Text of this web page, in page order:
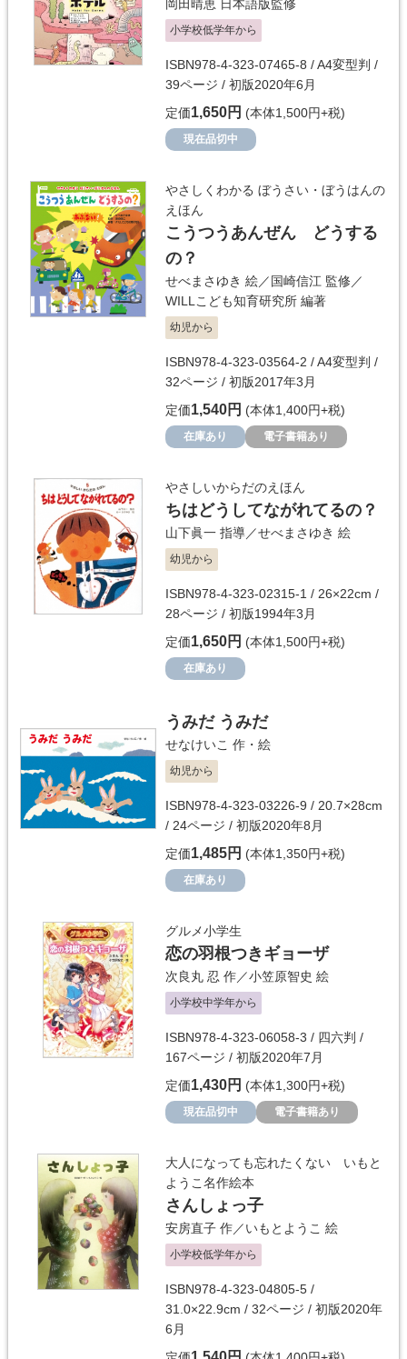
岡田晴恵 日本語版監修
小学校低学年から
ISBN978-4-323-07465-8 / A4変型判 /
39ページ / 初版2020年6月
定価1,650円 (本体1,500円+税)
現在品切中
やさしくわかる ぼうさい・ぼうはんの
えほん
こうつうあんぜん どうする
の？
せべまさゆき 絵／ 国崎信江 監修／
WILLこども知育研究所 編著
幼児から
ISBN978-4-323-03564-2 / A4変型判 /
32ページ / 初版2017年3月
定価1,540円 (本体1,400円+税)
在庫あり 電子書籍あり
やさしいからだのえほん
ちはどうしてながれてるの？
山下眞一 指導／せべまさゆき 絵
幼児から
ISBN978-4-323-02315-1 / 26×22cm /
28ページ / 初版1994年3月
定価1,650円 (本体1,500円+税)
在庫あり
うみだ うみだ
せなけいこ 作・絵
幼児から
ISBN978-4-323-03226-9 / 20.7×28cm
/ 24ページ / 初版2020年8月
定価1,485円 (本体1,350円+税)
在庫あり
グルメ小学生
恋の羽根つきギョーザ
次良丸 忍 作／小笠原智史 絵
小学校中学年から
ISBN978-4-323-06058-3 / 四六判 /
167ページ / 初版2020年7月
定価1,430円 (本体1,300円+税)
現在品切中 電子書籍あり
大人になっても忘れたくない いもと
ようこ名作絵本
さんしょっ子
安房直子 作／いもとようこ 絵
小学校低学年から
ISBN978-4-323-04805-5 /
31.0×22.9cm / 32ページ / 初版2020年
6月